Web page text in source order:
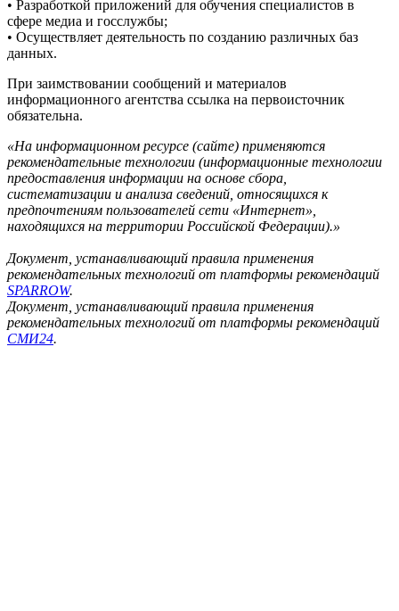
• Разработкой приложений для обучения специалистов в
сфере медиа и госслужбы;
• Осуществляет деятельность по созданию различных баз
данных.
При заимствовании сообщений и материалов
информационного агентства ссылка на первоисточник
обязательна.
«На информационном ресурсе (сайте) применяются
рекомендательные технологии (информационные технологии
предоставления информации на основе сбора,
систематизации и анализа сведений, относящихся к
предпочтениям пользователей сети «Интернет»,
находящихся на территории Российской Федерации).»
Документ, устанавливающий правила применения
рекомендательных технологий от платформы рекомендаций
SPARROW.
Документ, устанавливающий правила применения
рекомендательных технологий от платформы рекомендаций
СМИ24.